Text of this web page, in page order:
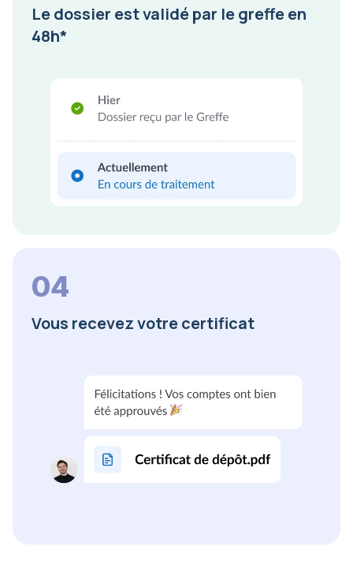
Le dossier est validé par le greffe en
48h*
04
Vous recevez votre certificat